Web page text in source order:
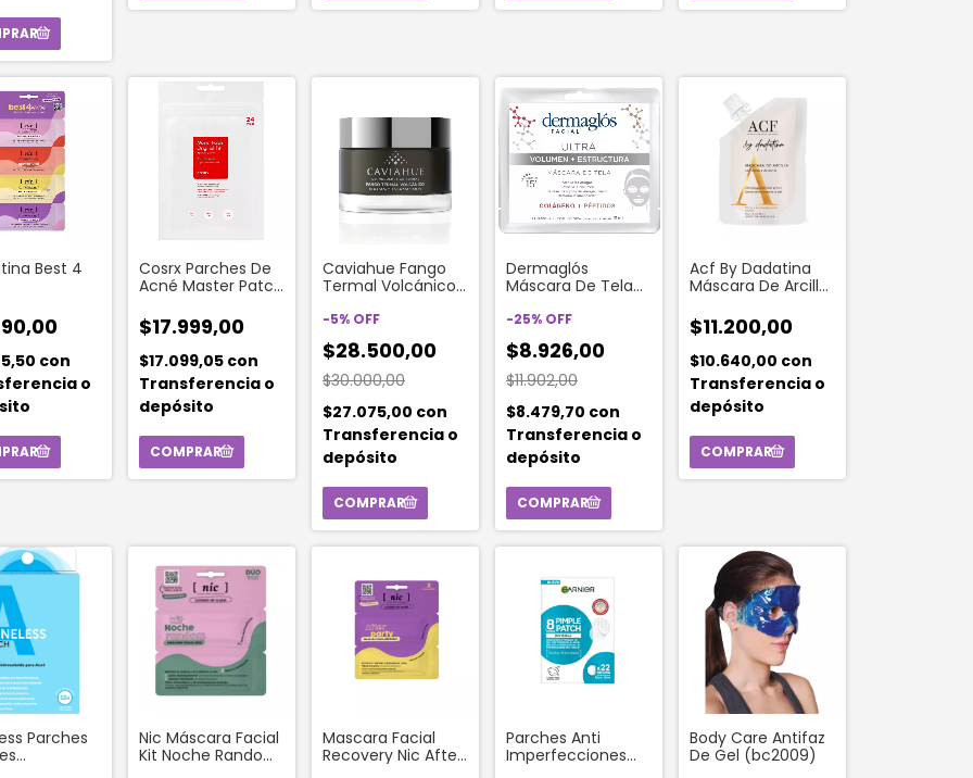
Best 4
con
o
Cosrx Parches De
Acné Master Patch
$17.999,00
$17.099,05 con
Transferencia o
depósito
Caviahue Fango
Termal Volcánico
-5% OFF
$28.500,00
$30.000,00
$27.075,00 con
Transferencia o
depósito
Dermaglós
Máscara De Tela
Estructura 15 Ml 1
Unidad
-25% OFF
$8.926,00
$11.902,00
$8.479,70 con
Transferencia o
depósito
Acf By Dadatina
Máscara De Arcilla
Karité 30 Ml
$11.200,00
$10.640,00 con
Transferencia o
depósito
Parches
Nic Máscara Facial
Kit Noche Random
Mascara Facial
Recovery Nic After
Parches Anti
Imperfecciones
Body Care Antifaz
De Gel (bc2009)